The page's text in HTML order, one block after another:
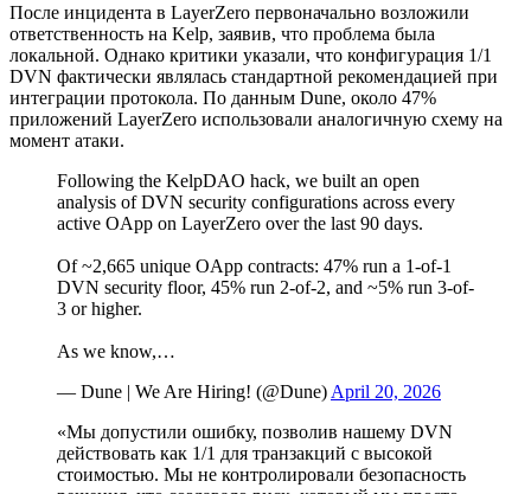
После инцидента в LayerZero первоначально возложили
ответственность на Kelp, заявив, что проблема была
локальной. Однако критики указали, что конфигурация 1/1
DVN фактически являлась стандартной рекомендацией при
интеграции протокола. По данным Dune, около 47%
приложений LayerZero использовали аналогичную схему на
момент атаки.
Following the KelpDAO hack, we built an open
analysis of DVN security configurations across every
active OApp on LayerZero over the last 90 days.
Of ~2,665 unique OApp contracts: 47% run a 1-of-1
DVN security floor, 45% run 2-of-2, and ~5% run 3-of-
3 or higher.
As we know,…
— Dune | We Are Hiring! (@Dune) April 20, 2026
«Мы допустили ошибку, позволив нашему DVN
действовать как 1/1 для транзакций с высокой
стоимостью. Мы не контролировали безопасность